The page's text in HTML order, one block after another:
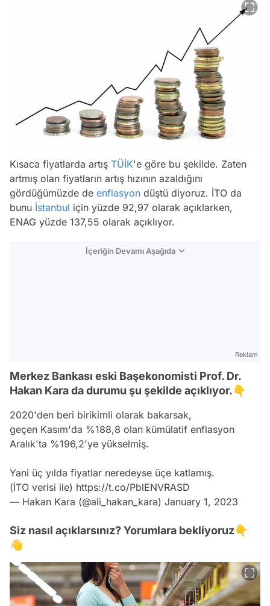
Kısaca fiyatlarda artış TÜİK'e göre bu şekilde. Zaten
artmış olan fiyatların artış hızının azaldığını
gördüğümüzde de enflasyon düştü diyoruz. İTO da
bunu İstanbul için yüzde 92,97 olarak açıklarken,
ENAG yüzde 137,55 olarak açıklıyor.
İçeriğin Devamı Aşağıda
Reklam
Merkez Bankası eski Başekonomisti Prof. Dr.
Hakan Kara da durumu şu şekilde açıklıyor.👇
2020'den beri birikimli olarak bakarsak,
geçen Kasım'da %188,8 olan kümülatif enflasyon
Aralık'ta %196,2'ye yükselmiş.
Yani üç yılda fiyatlar neredeyse üçe katlamış.
(İTO verisi ile) https://t.co/PblENVRASD
— Hakan Kara (@ali_hakan_kara) January 1, 2023
Siz nasıl açıklarsınız? Yorumlara bekliyoruz👇
👋